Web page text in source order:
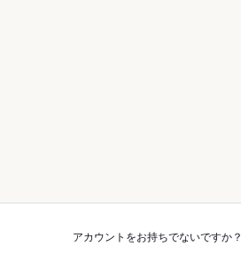
アカウントをお持ちでないですか？